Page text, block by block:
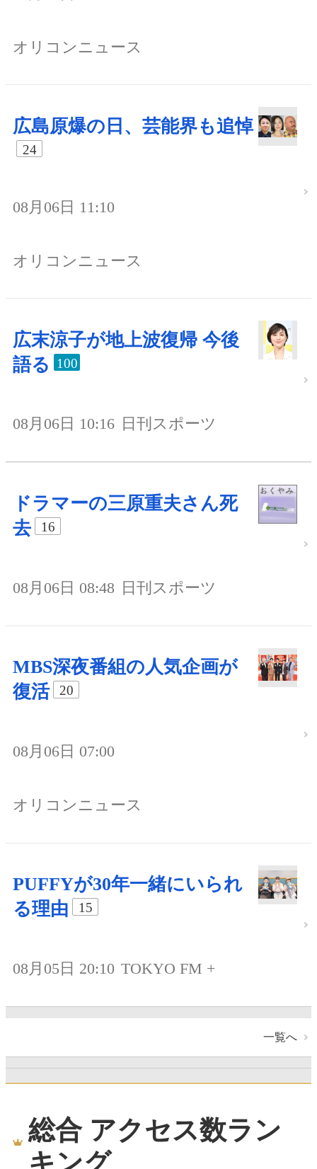
オリコンニュース
広島原爆の日、芸能界も追悼
24
08月06日 11:10
オリコンニュース
広末涼子が地上波復帰 今後
語る
100
08月06日 10:16 日刊スポーツ
ドラマーの三原重夫さん死
去
16
08月06日 08:48 日刊スポーツ
MBS深夜番組の人気企画が
復活
20
08月06日 07:00
オリコンニュース
PUFFYが30年一緒にいられ
る理由
15
08月05日 20:10 TOKYO FM +
一覧へ
総合 アクセス数ラン
キング